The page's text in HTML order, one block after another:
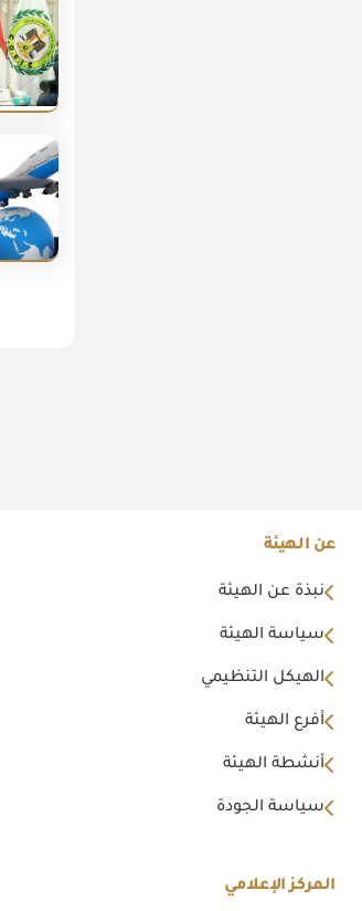
عن الهيئة
نبذة عن الهيئة
سياسة الهيئة
الهيكل التنظيمي
أفرع الهيئة
أنشطة الهيئة
سياسة الجودة
المركز الإعلامي